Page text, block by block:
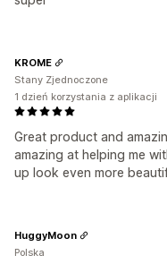
Great product and
amazing at helping me
up look even more
KROME
Stany Zjednoczone
1 dzień korzystania z aplikacji
HuggyMoon
Polska